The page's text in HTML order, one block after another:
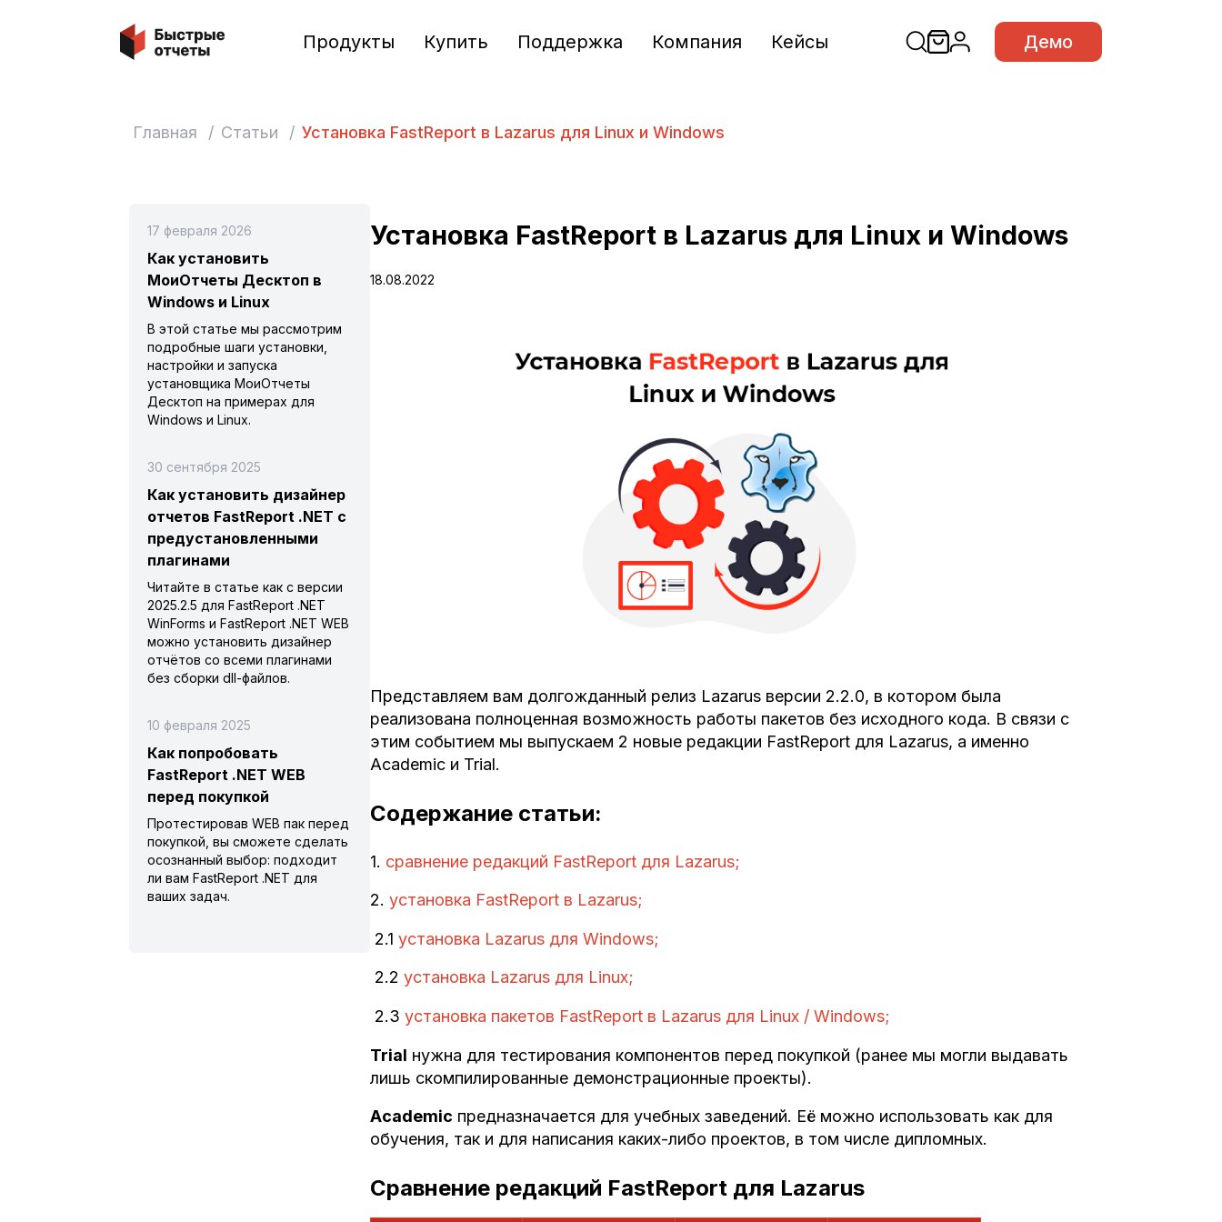
Быстрые отчеты Продукты Купить Поддержка Компания Кейсы Демо
Главная / Статьи / Установка FastReport в Lazarus для Linux и Windows
Установка FastReport в Lazarus для Linux и Windows
18.08.2022
Представляем вам долгожданный релиз Lazarus версии 2.2.0, в котором была
реализована полноценная возможность работы пакетов без исходного кода. В связи с
этим событием мы выпускаем 2 новые редакции FastReport для Lazarus, а именно
Academic и Trial.
Содержание статьи:
1. сравнение редакций FastReport для Lazarus;
2. установка FastReport в Lazarus;
2.1 установка Lazarus для Windows;
2.2 установка Lazarus для Linux;
2.3 установка пакетов FastReport в Lazarus для Linux / Windows;
Trial нужна для тестирования компонентов перед покупкой (ранее мы могли выдавать
лишь скомпилированные демонстрационные проекты).
Academic предназначается для учебных заведений. Её можно использовать как для
обучения, так и для написания каких-либо проектов, в том числе дипломных.
Сравнение редакций FastReport для Lazarus
17 февраля 2026
Как установить
МоиОтчеты Десктоп в
Windows и Linux
В этой статье мы рассмотрим
подробные шаги установки,
настройки и запуска
установщика МоиОтчеты
Десктоп на примерах для
Windows и Linux.
30 сентября 2025
Как установить дизайнер
отчетов FastReport .NET с
предустановленными
плагинами
Читайте в статье как с версии
2025.2.5 для FastReport .NET
WinForms и FastReport .NET WEB
можно установить дизайнер
отчётов со всеми плагинами
без сборки dll-файлов.
10 февраля 2025
Как попробовать
FastReport .NET WEB
перед покупкой
Протестировав WEB пак перед
покупкой, вы сможете сделать
осознанный выбор: подходит
ли вам FastReport .NET для
ваших задач.